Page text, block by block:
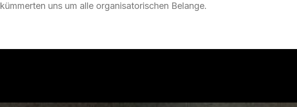
kümmerten uns um alle organisatorischen Belange.